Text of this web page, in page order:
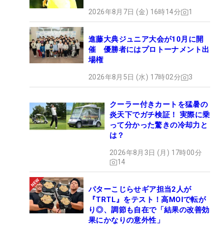
2026年8月7日 (金) 16時14分 1
進藤大典ジュニア大会が10月に開
催 優勝者にはプロトーナメント出
場権
2026年8月5日 (水) 17時02分 3
クーラー付きカートを猛暑の
炎天下でガチ検証！ 実際に乗
って分かった驚きの冷却力と
は？
2026年8月3日 (月) 17時00分
14
パターこじらせギア担当2人が
『TRTL』をテスト！高MOIで転が
り◎、調節も自在で「結果の改善効
果にかなりの意外性」